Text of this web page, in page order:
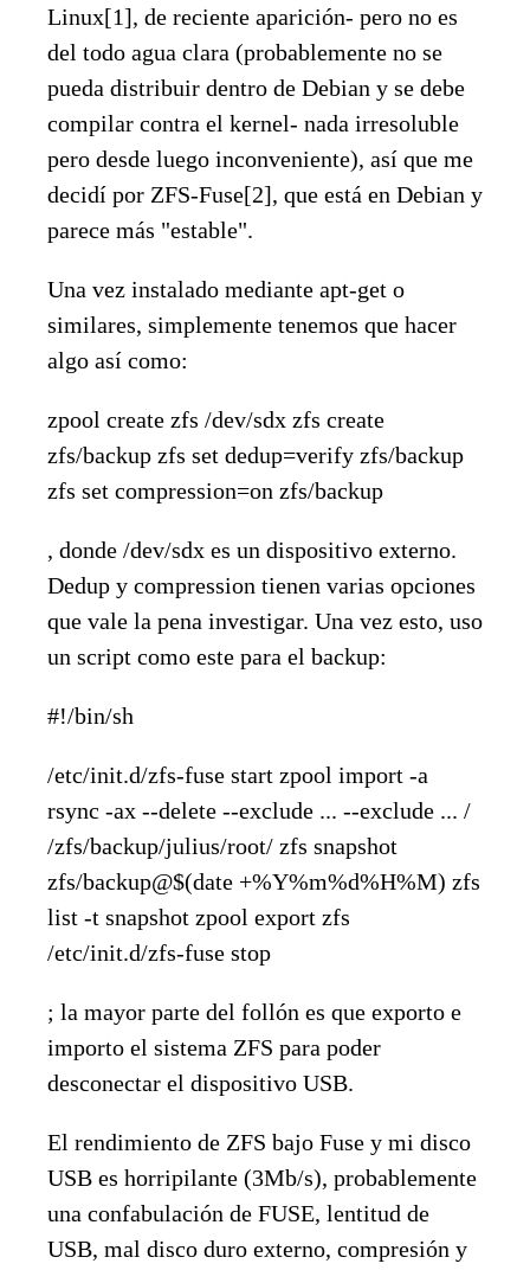
Linux[1], de reciente aparición- pero no es
del todo agua clara (probablemente no se
pueda distribuir dentro de Debian y se debe
compilar contra el kernel- nada irresoluble
pero desde luego inconveniente), así que me
decidí por ZFS-Fuse[2], que está en Debian y
parece más "estable".
Una vez instalado mediante apt-get o
similares, simplemente tenemos que hacer
algo así como:
zpool create zfs /dev/sdx zfs create
zfs/backup zfs set dedup=verify zfs/backup
zfs set compression=on zfs/backup
, donde /dev/sdx es un dispositivo externo.
Dedup y compression tienen varias opciones
que vale la pena investigar. Una vez esto, uso
un script como este para el backup:
#!/bin/sh
/etc/init.d/zfs-fuse start zpool import -a
rsync -ax --delete --exclude ... --exclude ... /
/zfs/backup/julius/root/ zfs snapshot
zfs/backup@$(date +%Y%m%d%H%M) zfs
list -t snapshot zpool export zfs
/etc/init.d/zfs-fuse stop
; la mayor parte del follón es que exporto e
importo el sistema ZFS para poder
desconectar el dispositivo USB.
El rendimiento de ZFS bajo Fuse y mi disco
USB es horripilante (3Mb/s), probablemente
una confabulación de FUSE, lentitud de
USB, mal disco duro externo, compresión y